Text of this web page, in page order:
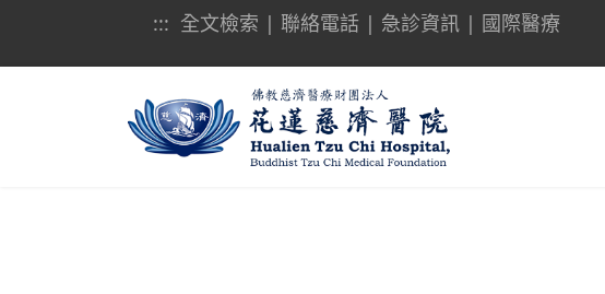
::: 全文檢索 | 聯絡電話| 急診資訊| 國際醫療